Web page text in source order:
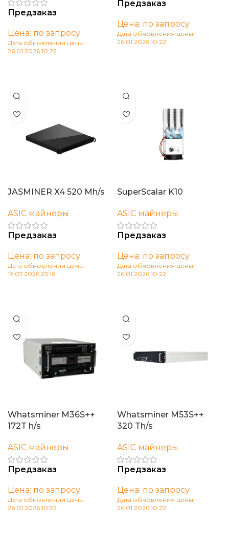
Предзаказ
Цена: по запросу
Дата обновления цены:
26.01.2026 10:22
Предзаказ
Цена: по запросу
Дата обновления цены:
26.01.2026 10:22
JASMINER X4 520 Mh/s
ASIC майнеры
Предзаказ
Цена: по запросу
Дата обновления цены:
19.07.2026 23:16
SuperScalar K10
ASIC майнеры
Предзаказ
Цена: по запросу
Дата обновления цены:
26.01.2026 10:22
Whatsminer M36S++
172T h/s
ASIC майнеры
Предзаказ
Цена: по запросу
Дата обновления цены:
26.01.2026 10:22
Whatsminer M53S++
320 Th/s
ASIC майнеры
Предзаказ
Цена: по запросу
Дата обновления цены:
26.01.2026 10:22